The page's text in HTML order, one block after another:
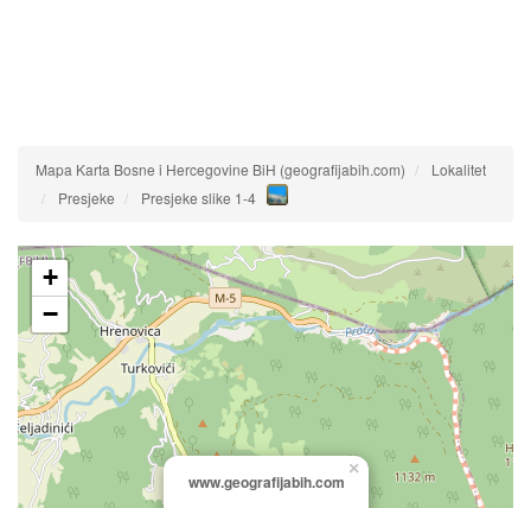
Mapa Karta Bosne i Hercegovine BiH (geografijabih.com)
Lokalitet
Presjeke
Presjeke slike 1-4
www.geografijabih.com
×
+
−